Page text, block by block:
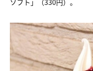
ソフト」（330円）。